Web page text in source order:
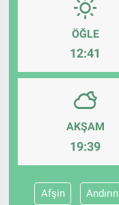
ÖĞLE
12:41
AKŞAM
19:39
Afşin Andırın